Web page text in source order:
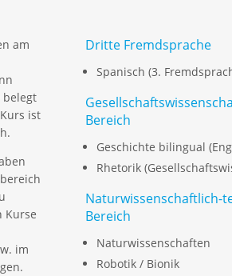
am
belegt
ist
Kurse
im
Dritte Fremdsprache
Spanisch (3.
Bereich
Geschichte bilingual
Rhetorik
Naturwissenschaftlich-
Bereich
Naturwissenschaften
Robotik / Bionik